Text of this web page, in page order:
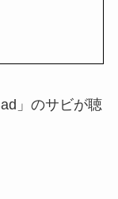
」のサビが聴